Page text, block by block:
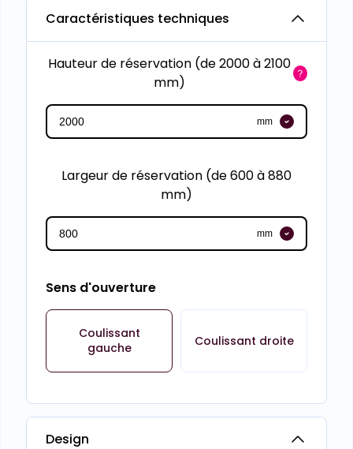
Caractéristiques techniques
Hauteur de réservation (de 2000 à 2100
mm)
mm
Largeur de réservation (de 600 à 880
mm)
mm
Sens d'ouverture
Coulissant
gauche
Coulissant droite
Design